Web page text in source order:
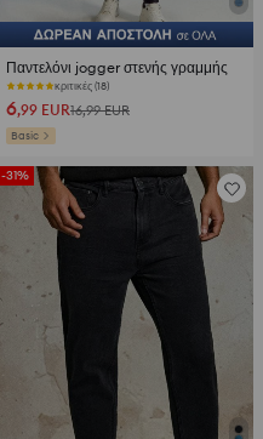
Παντελόνι jogger στενής γραμμής
κριτικές (18)
6,99 EUR16,99 EUR
Basic
-31%